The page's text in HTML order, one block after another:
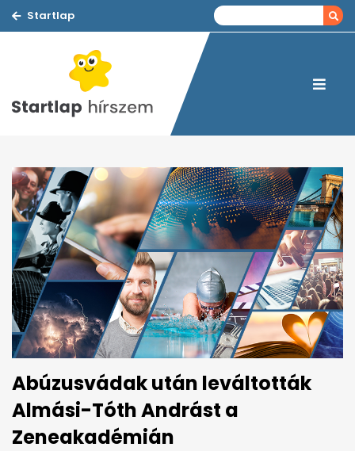
Startlap
Abúzusvádak után leváltották
Almási-Tóth Andrást a
Zeneakadémián